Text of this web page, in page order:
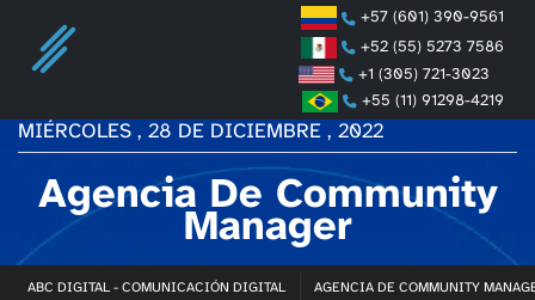
+57 (601) 390-9561
+52 (55) 5273 7586
+1 (305) 721-3023
+55 (11) 91298-4219
MIÉRCOLES , 28 DE DICIEMBRE , 2022
Agencia De Community
Manager
ABC DIGITAL - COMUNICACIÓN DIGITAL AGENCIA DE COMMUNITY